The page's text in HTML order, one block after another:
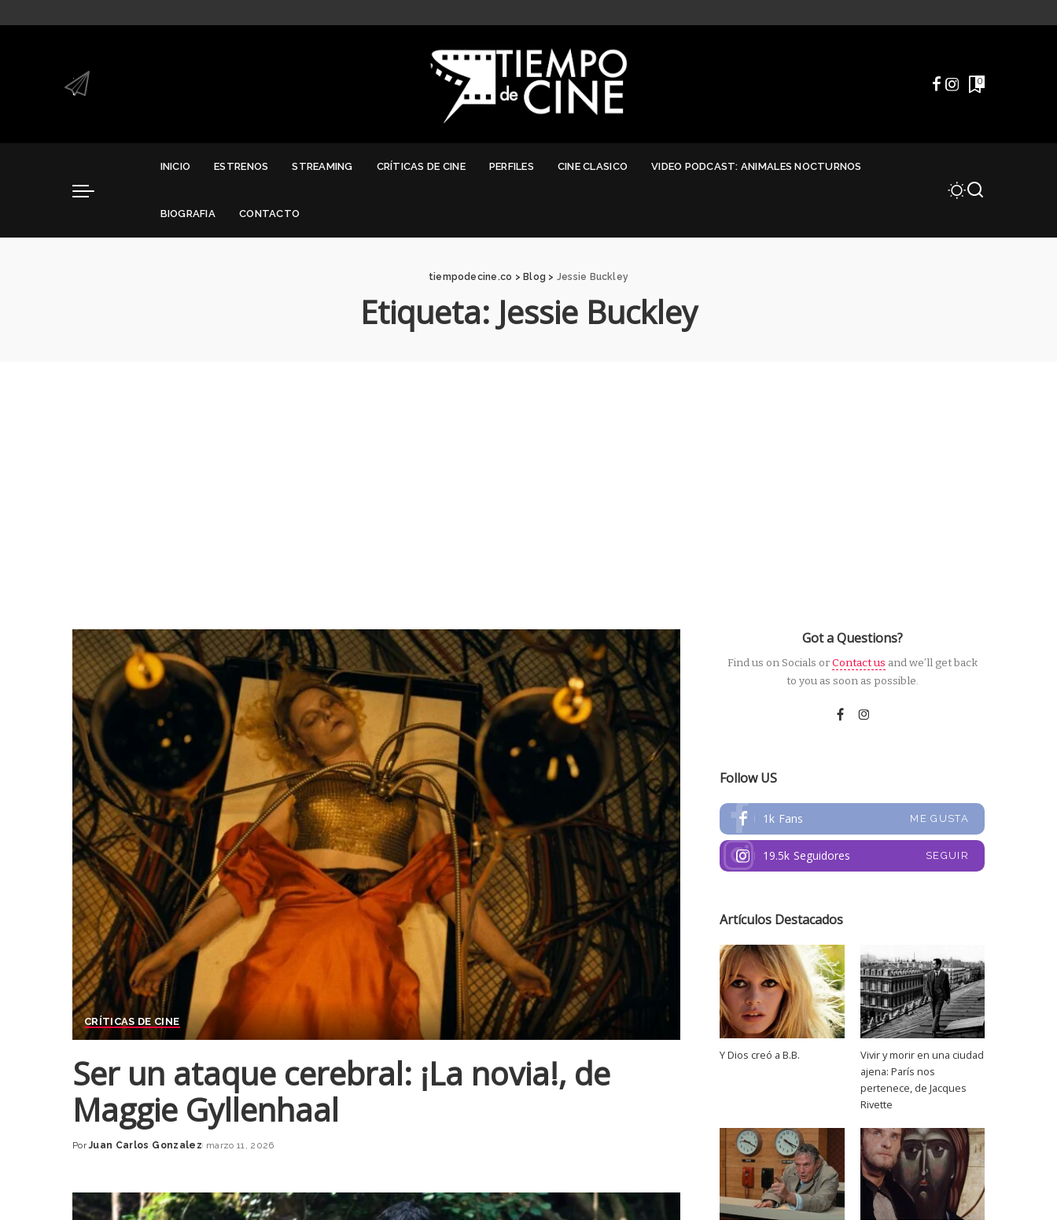
.
.
0
INICIO ESTRENOS STREAMING CRÍTICAS DE CINE PERFILES CINE CLASICO VIDEO PODCAST: ANIMALES NOCTURNOS
BIOGRAFIA CONTACTO
tiempodecine.co > Blog > Jessie Buckley
Etiqueta: Jessie Buckley
CRÍTICAS DE CINE
Ser un ataque cerebral: ¡La novia!, de
Maggie Gyllenhaal
Posted
Por Juan Carlos Gonzalez marzo 11, 2026
Got a Questions?
Find us on Socials orContact us and we’ll get back
to you as soon as possible.
Follow US
1k Fans ME GUSTA
19.5k Seguidores SEGUIR
Artículos Destacados
Y Dios creó a B.B.
Vivir y morir en una ciudad
ajena: París nos
pertenece, de Jacques
Rivette